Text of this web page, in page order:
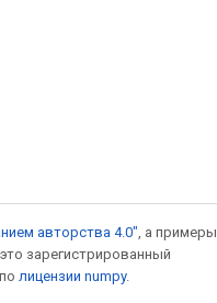
авторства 4.0" , а примеры
это зарегистрированный
лицензии numpy.